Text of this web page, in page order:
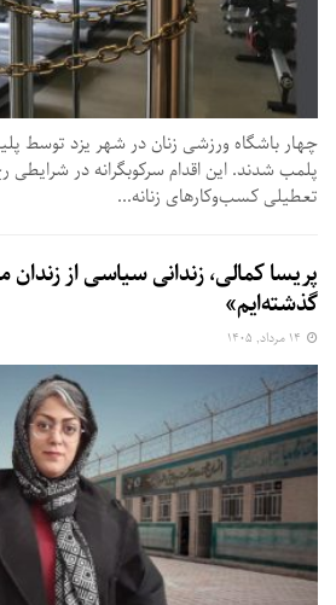
چهار باشگاه ورزشی زنان در شهر یزد توسط
پلمب شدند. این اقدام سرکوبگرانه در
تعطیلی کسب‌وکارهای زنانه...
پریسا کمالی، زندانی سیاسی از
گذشته‌ایم»